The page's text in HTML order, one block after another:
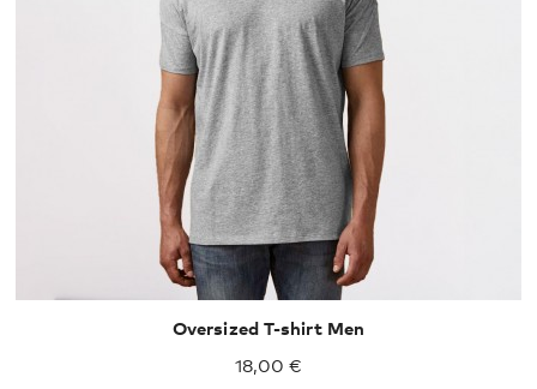
XS S M L XL XXL
Oversized T-shirt Men
18,00 €